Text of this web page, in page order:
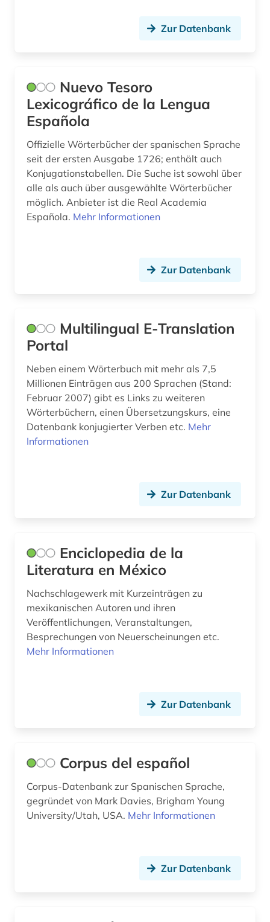
Zur Datenbank
Nuevo Tesoro
Lexicográfico de la Lengua
Española
Offizielle Wörterbücher der spanischen Sprache
seit der ersten Ausgabe 1726; enthält auch
Konjugationstabellen. Die Suche ist sowohl über
alle als auch über ausgewählte Wörterbücher
möglich. Anbieter ist die Real Academia
Española. Mehr Informationen
Zur Datenbank
Multilingual E-Translation
Portal
Neben einem Wörterbuch mit mehr als 7,5
Millionen Einträgen aus 200 Sprachen (Stand:
Februar 2007) gibt es Links zu weiteren
Wörterbüchern, einen Übersetzungskurs, eine
Datenbank konjugierter Verben etc. Mehr
Informationen
Zur Datenbank
Enciclopedia de la
Literatura en México
Nachschlagewerk mit Kurzeinträgen zu
mexikanischen Autoren und ihren
Veröffentlichungen, Veranstaltungen,
Besprechungen von Neuerscheinungen etc.
Mehr Informationen
Zur Datenbank
Corpus del español
Corpus-Datenbank zur Spanischen Sprache,
gegründet von Mark Davies, Brigham Young
University/Utah, USA. Mehr Informationen
Zur Datenbank